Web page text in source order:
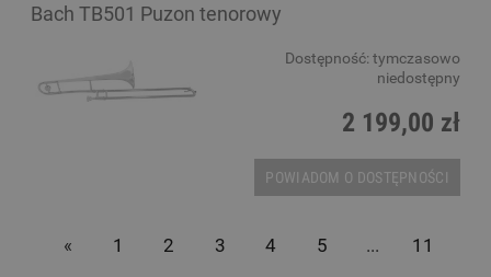
Bach TB501 Puzon tenorowy
Dostępność: tymczasowo
niedostępny
2 199,00 zł
POWIADOM O DOSTĘPNOŚCI
« 1 2 3 4 5 ... 11